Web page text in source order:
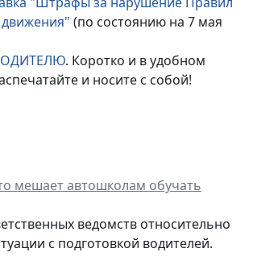
(по состоянию на 7 мая
. Коротко и в удобном
и носите с собой!
мешает автошколам обучать
ведомств относительно
с подготовкой водителей.